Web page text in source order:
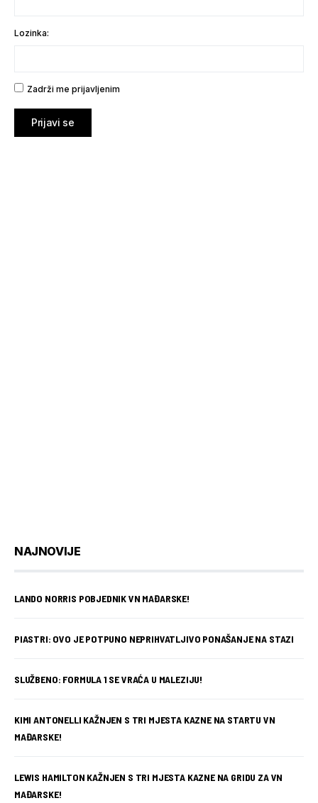
Lozinka:
Zadrži me prijavljenim
Prijavi se
NAJNOVIJE
LANDO NORRIS POBJEDNIK VN MAĐARSKE!
PIASTRI: OVO JE POTPUNO NEPRIHVATLJIVO PONAŠANJE NA STAZI
SLUŽBENO: FORMULA 1 SE VRAĆA U MALEZIJU!
KIMI ANTONELLI KAŽNJEN S TRI MJESTA KAZNE NA STARTU VN
MAĐARSKE!
LEWIS HAMILTON KAŽNJEN S TRI MJESTA KAZNE NA GRIDU ZA VN
MAĐARSKE!